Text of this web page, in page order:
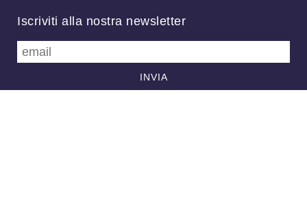
Iscriviti alla nostra newsletter